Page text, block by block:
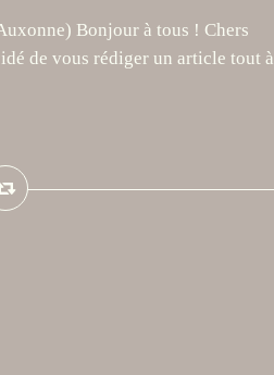
Bonjour à tous ! Chers
de vous rédiger un article tout à